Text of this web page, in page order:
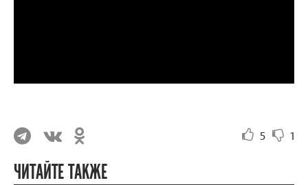
5 1
ЧИТАЙТЕ ТАКЖЕ